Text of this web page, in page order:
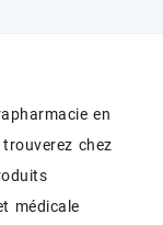
en
trouverez chez
médicale